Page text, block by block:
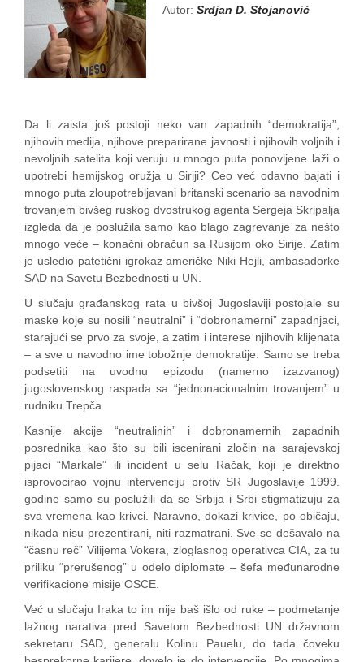
Autor: Srdjan D. Stojanović
Da li zaista još postoji neko van zapadnih “demokratija”,
njihovih medija, njihove preparirane javnosti i njihovih voljnih i
nevoljnih satelita koji veruju u mnogo puta ponovljene laži o
upotrebi hemijskog oružja u Siriji? Ceo već odavno bajati i
mnogo puta zloupotrebljavani britanski scenario sa navodnim
trovanjem bivšeg ruskog dvostrukog agenta Sergeja Skripalja
izgleda da je poslužila samo kao blago zagrevanje za nešto
mnogo veće – konačni obračun sa Rusijom oko Sirije. Zatim
je usledio patetični igrokaz američke Niki Hejli, ambasadorke
SAD na Savetu Bezbednosti u UN.
U slučaju građanskog rata u bivšoj Jugoslaviji postojale su
maske koje su nosili “neutralni” i “dobronamerni” zapadnjaci,
starajući se prvo za svoje, a zatim i interese njihovih klijenata
– a sve u navodno ime tobožnje demokratije. Samo se treba
podsetiti na uvodnu epizodu (namerno izazvanog)
jugoslovenskog raspada sa “jednonacionalnim trovanjem” u
rudniku Trepča.
Kasnije akcije “neutralinih” i dobronamernih zapadnih
posrednika kao što su bili iscenirani zločin na sarajevskoj
pijaci “Markale” ili incident u selu Račak, koji je direktno
isprovocirao vojnu intervenciju protiv SR Jugoslavije 1999.
godine samo su poslužili da se Srbija i Srbi stigmatizuju za
sva vremena kao krivci. Naravno, dokazi krivice, po običaju,
nikada nisu prezentirani, niti razmatrani. Sve se dešavalo na
“časnu reč” Vilijema Vokera, zloglasnog operativca CIA, za tu
priliku “prerušenog” u odelo diplomate – šefa međunarodne
verifikacione misije OSCE.
Već u slučaju Iraka to im nije baš išlo od ruke – podmetanje
lažnog narativa pred Savetom Bezbednosti UN državnom
sekretaru SAD, generalu Kolinu Pauelu, do tada čoveku